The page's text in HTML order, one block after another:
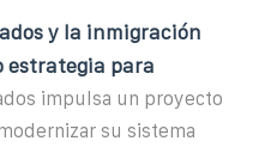
y la inmigración
estrategia para
impulsa un proyecto
su sistema